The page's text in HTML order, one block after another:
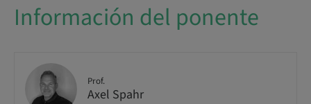
Información del ponente
Prof.
Axel Spahr